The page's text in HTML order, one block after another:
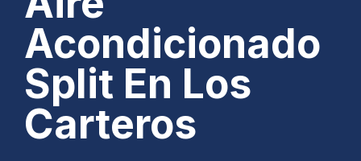
Acondicionado
Split En Los
Carteros